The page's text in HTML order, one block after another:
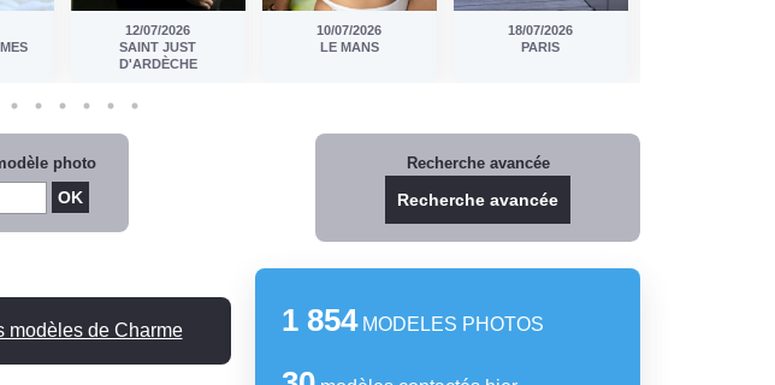
10/07/2026
LE MANS
18/07/2026
PARIS
20/07/2026
PARIS
photo Recherche avancée
Recherche avancée
modèles de Charme 1 854MODELES PHOTOS